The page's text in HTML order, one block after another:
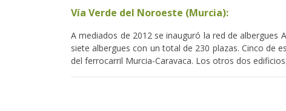
Vía Verde del Noroeste (Murcia):
A mediados de 2012 se inauguró la red de albergues
siete albergues con un total de 230 plazas. Cinco de
del ferrocarril Murcia-Caravaca. Los otros dos